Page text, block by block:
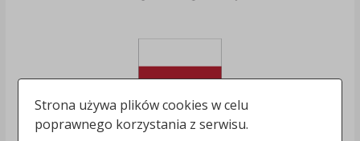
Strona używa plików cookies w celu
poprawnego korzystania z serwisu.